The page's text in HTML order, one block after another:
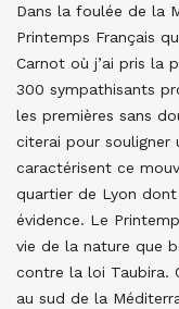
Dans la foulée de la
Printemps Français
Carnot où j’ai pris la
300 sympathisants
les premières sans
citerai pour souligner
caractérisent ce
quartier de Lyon
évidence. Le
vie de la nature que
contre la loi Taubira.
au sud de la